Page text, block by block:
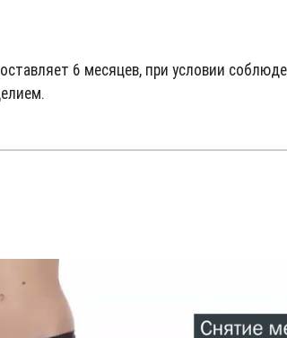
6 месяцев, при условии